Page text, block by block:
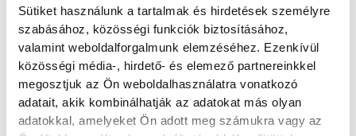
Sütiket használunk a tartalmak és hirdetések személyre
szabásához, közösségi funkciók biztosításához,
valamint weboldalforgalmunk elemzéséhez. Ezenkívül
közösségi média-, hirdető- és elemező partnereinkkel
megosztjuk az Ön weboldalhasználatra vonatkozó
adatait, akik kombinálhatják az adatokat más olyan
adatokkal, amelyeket Ön adott meg számukra vagy az
Mexikóban mások mellett Danny Ocean,
Torontóban Alanis Morissette és Michael
Bublé, míg Los Angelesben Katy Perry.
sport ország-világ labdarúgás